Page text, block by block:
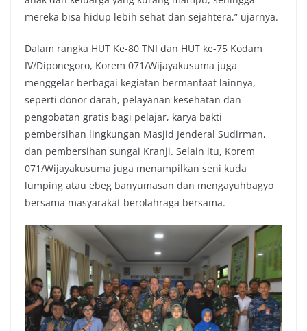
mereka bisa hidup lebih sehat dan sejahtera,” ujarnya.
Dalam rangka HUT Ke-80 TNI dan HUT ke-75 Kodam
IV/Diponegoro, Korem 071/Wijayakusuma juga
menggelar berbagai kegiatan bermanfaat lainnya,
seperti donor darah, pelayanan kesehatan dan
pengobatan gratis bagi pelajar, karya bakti
pembersihan lingkungan Masjid Jenderal Sudirman,
dan pembersihan sungai Kranji. Selain itu, Korem
071/Wijayakusuma juga menampilkan seni kuda
lumping atau ebeg banyumasan dan mengayuhbagyo
bersama masyarakat berolahraga bersama.